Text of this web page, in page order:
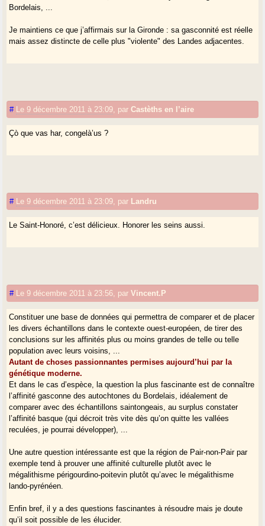
Bordelais, ...
Je maintiens ce que j’affirmais sur la Gironde : sa gasconnité est réelle
mais assez distincte de celle plus "violente" des Landes adjacentes.
# Le 9 décembre 2011 à 23:09 parCastèths en l’aire
Çò que vas har, congelà’us ?
# Le 9 décembre 2011 à 23:09 par Landru
Le Saint-Honoré, c’est délicieux. Honorer les seins aussi.
# Le 9 décembre 2011 à 23:56 parVincent.P
Constituer une base de données qui permettra de comparer et de placer
les divers échantillons dans le contexte ouest-européen, de tirer des
conclusions sur les affinités plus ou moins grandes de telle ou telle
population avec leurs voisins, ...
Autant de choses passionnantes permises aujourd’hui par la
génétique moderne.
Et dans le cas d’espèce, la question la plus fascinante est de connaître
l’affinité gasconne des autochtones du Bordelais, idéalement de
comparer avec des échantillons saintongeais, au surplus constater
l’affinité basque (qui décroit très vite dès qu’on quitte les vallées
reculées, je pourrai développer), ...
Une autre question intéressante est que la région de Pair-non-Pair par
exemple tend à prouver une affinité culturelle plutôt avec le
mégalithisme périgourdino-poitevin plutôt qu’avec le mégalithisme
lando-pyrénéen.
Enfin bref, il y a des questions fascinantes à résoudre mais je doute
qu’il soit possible de les élucider.